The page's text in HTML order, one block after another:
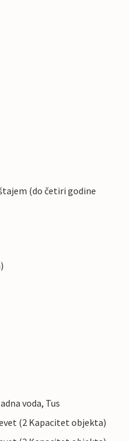
(do četiri godine
voda, Tus
(2 Kapacitet objekta)